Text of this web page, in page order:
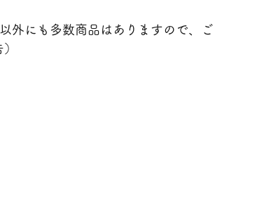
外にも多数商品はありますので、ご